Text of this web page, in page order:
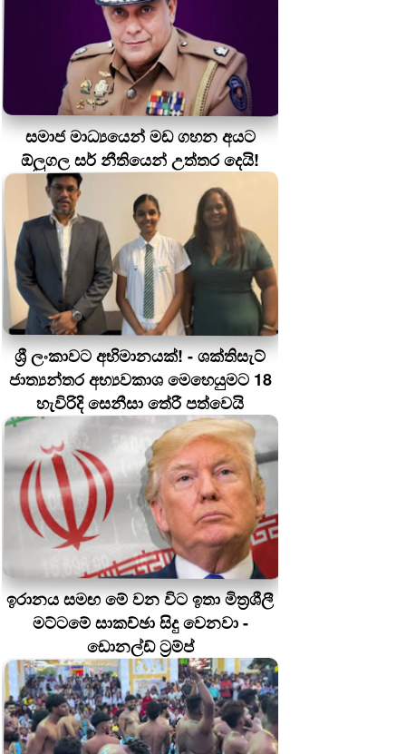
සමාජ මාධ්‍යයෙන් මඩ ගහන අයට
ඕලුගල සර් නීතියෙන් උත්තර දෙයි!
ශ්‍රී ලංකාවට අභිමානයක්! - ශක්තිසැට්
ජාත්‍යන්තර අභ්‍යවකාශ මෙහෙයුමට 18
හැවිරිදි සෙනීසා තේරී පත්වෙයි
ඉරානය සමඟ මේ වන විට ඉතා මිත්‍රශීලී
මට්ටමේ සාකච්ඡා සිදු වෙනවා -
ඩොනල්ඩ් ට්‍රම්ප්